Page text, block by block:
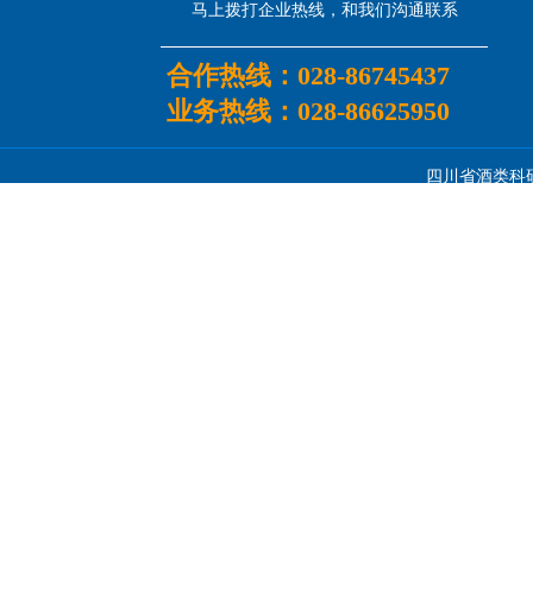
四川省酒类科
马上拨打企业热线，和我们沟通联系
合作热线： 028-86745437
业务热线： 028-86625950